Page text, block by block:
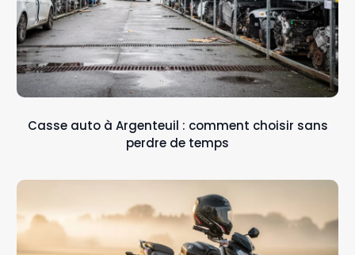
Casse auto à Argenteuil : comment choisir sans
perdre de temps